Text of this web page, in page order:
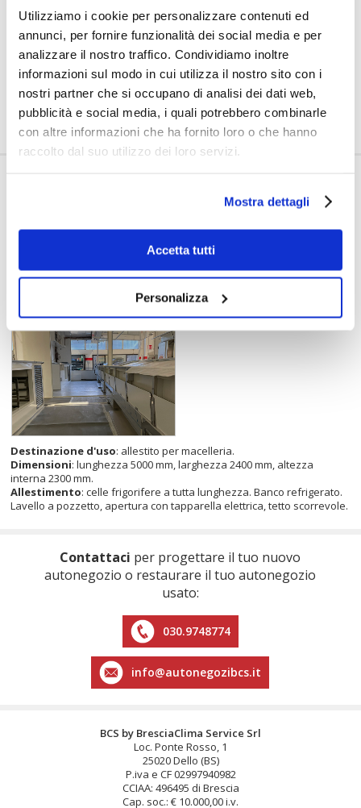
Utilizziamo i cookie per personalizzare contenuti ed
annunci, per fornire funzionalità dei social media e per
analizzare il nostro traffico. Condividiamo inoltre
informazioni sul modo in cui utilizza il nostro sito con i
nostri partner che si occupano di analisi dei dati web,
pubblicità e social media, i quali potrebbero combinarle
con altre informazioni che ha fornito loro o che hanno
raccolto dal suo utilizzo dei loro servizi.
Mostra dettagli
Accetta tutti
Personalizza
Destinazione d'uso: allestito per macelleria con zona cottura.
Dimensioni: lunghezza 5000 mm, larghezza 2400 mm, altezza
interna 2300 mm.
Allestimento: celle frigorifere a tutta lunghezza. Banco refrigerato e
riscaldato. Predisposizione forno e friggitrice, cappa aspirante, vano
gpl con due bomboloni. Lavello a pozzetto, apertura con tapparella
elettrica.
Destinazione d'uso: allestito per macelleria.
Dimensioni: lunghezza 5000 mm, larghezza 2400 mm, altezza
interna 2300 mm.
Allestimento: celle frigorifere a tutta lunghezza. Banco refrigerato.
Lavello a pozzetto, apertura con tapparella elettrica, tetto scorrevole.
Contattaci per progettare il tuo nuovo
autonegozio o restaurare il tuo autonegozio
usato:
030.9748774
info@autonegozibcs.it
BCS by BresciaClima Service Srl
Loc. Ponte Rosso, 1
25020 Dello (BS)
P.iva e CF 02997940982
CCIAA: 496495 di Brescia
Cap. soc.: € 10.000,00 i.v.